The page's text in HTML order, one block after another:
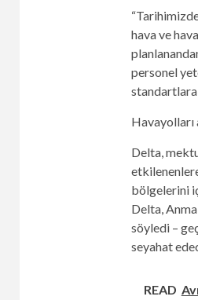
hava ve
personel
standartlara
Delta,
bölgelerini
Delta,
söyledi –
seyahat
READ